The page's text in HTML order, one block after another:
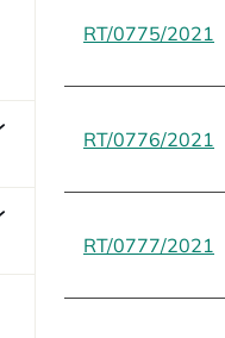
RT/0775/2021
RT/0776/2021
RT/0777/2021